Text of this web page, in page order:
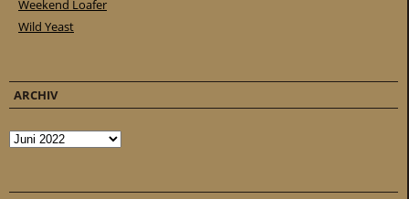
Weekend Loafer
Wild Yeast
ARCHIV
Archiv